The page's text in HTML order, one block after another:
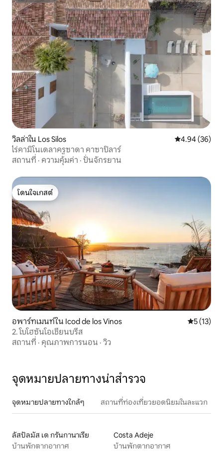
วิลล่าใน Los Silos คะแนนเฉลี่ย
4.94 (36)
ไร่คามิโนเดลาครูซาดา คาซาปิลาร์
สถานที่ · ความคุ้มค่า · ปั่นจักรยาน
โดนใจเกสต์
โดนใจเกสต์
อพาร์ทเมนท์ใน Icod de los Vinos คะแนนเฉลี่
5 (13)
2. โบโฮซันโอเชียนบรีส
สถานที่ · คุณภาพการนอน · วิว
จุดหมายปลายทางน่าสำรวจ
จุดหมายปลายทางใกล้ๆ สถานที่ท่องเที่ยวยอดนิยมในละแวก
ลัสปัลมัส เด กรันกานาเรีย
บ้านพักตากอากาศ
Costa Adeje
บ้านพักตากอากาศ